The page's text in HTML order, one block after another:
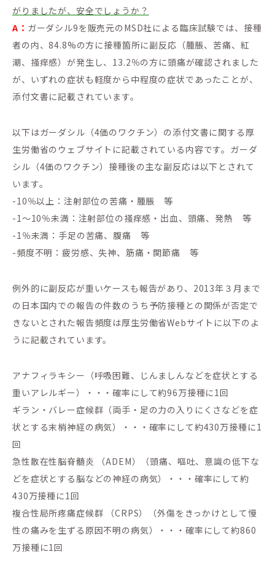
がりましたが、安全でしょうか？
A： ガーダシル9を販売元のMSD社による臨床試験では、接種
者の内、84.8%の方に接種箇所に副反応（腫脹、苦痛、紅
潮、掻痒感）が発生し、13.2％の方に頭痛が確認されました
が、いずれの症状も軽度から中程度の症状であったことが、
添付文書に記載されています。
以下はガーダシル（4価のワクチン）の添付文書に関する厚
生労働省のウェブサイトに記載されている内容です。ガーダ
シル（4価のワクチン）接種後の主な副反応は以下とされて
います。
-10％以上：注射部位の苦痛・腫脹 等
-1～10％未満：注射部位の掻痒感・出血、頭痛、発熱 等
-1％未満：手足の苦痛、腹痛 等
-頻度不明：疲労感、失神、筋痛・関節痛 等
例外的に副反応が重いケースも報告があり、2013年３月まで
の日本国内での報告の件数のうち予防接種との関係が否定で
きないとされた報告頻度は厚生労働省Webサイトに以下のよ
うに記載されています。
アナフィラキシー（呼吸困難、じんましんなどを症状とする
重いアレルギー）・・・確率にして約96万接種に1回
ギラン・バレー症候群（両手・足の力の入りにくさなどを症
状とする末梢神経の病気）・・・確率にして約430万接種に1
回
急性散在性脳脊髄炎 （ADEM）（頭痛、嘔吐、意識の低下な
どを症状とする脳などの神経の病気）・・・確率にして約
430万接種に1回
複合性局所疼痛症候群 （CRPS）（外傷をきっかけとして慢
性の痛みを生ずる原因不明の病気）・・・確率にして約860
万接種に1回